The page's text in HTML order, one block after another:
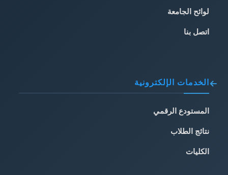
لوائح الجامعة
اتصل بنا
الخدمات الإلكترونية
المستودع الرقمي
نتائج الطلاب
الكليات